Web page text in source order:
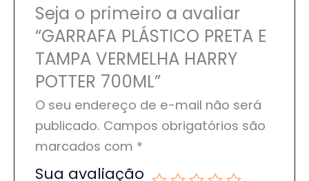
Seja o primeiro a avaliar
“GARRAFA PLÁSTICO PRETA E
TAMPA VERMELHA HARRY
POTTER 700ML”
O seu endereço de e-mail não será
publicado. Campos obrigatórios são
marcados com *
Sua avaliação